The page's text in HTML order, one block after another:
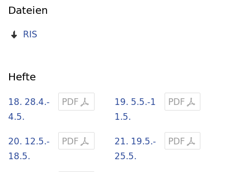
Dateien
RIS
Hefte
PDF
18. 28.4.-
4.5.
PDF
19. 5.5.-1
1.5.
PDF
20. 12.5.-
18.5.
PDF
21. 19.5.-
25.5.